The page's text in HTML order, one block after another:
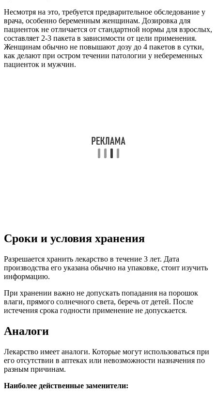
Несмотря на это, требуется предварительное обследование у
врача, особенно беременным женщинам. Дозировка для
пациенток не отличается от стандартной нормы для взрослых,
составляет 2-3 пакета в зависимости от цели применения.
Женщинам обычно не повышают дозу до 4 пакетов в сутки,
как делают при остром течении патологии у небеременных
пациенток и мужчин.
Сроки и условия хранения
Разрешается хранить лекарство в течение 3 лет. Дата
производства его указана обычно на упаковке, стоит изучить
информацию.
При хранении важно не допускать попадания на порошок
влаги, прямого солнечного света, беречь от детей. После
истечения срока годности применение не допускается.
Аналоги
Лекарство имеет аналоги. Которые могут использоваться при
его отсутствии в аптеках или невозможности назначения по
разным причинам.
Наиболее действенные заменители: